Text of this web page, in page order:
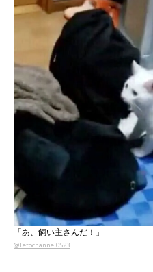
「あ、飼い主さんだ！」
@Tetochannel0523